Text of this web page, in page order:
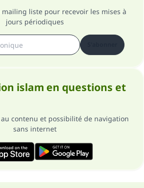
liste pour recevoir les mises à
jours périodiques
islam en questions et
contenu et possibilité de navigation
sans internet